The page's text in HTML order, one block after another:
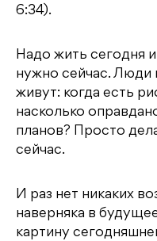
6:34).
Надо жить сегодня
нужно сейчас. Люди
живут: когда есть
насколько
планов? Просто
сейчас.
И раз нет никаких
наверняка в
картину